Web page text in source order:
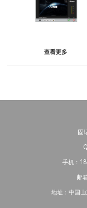
查看更多
固
手机：
邮
地址：中国